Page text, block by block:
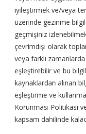
iyileştirmek ve/veya
üzerinde gezinme
geçmişiniz
çevrimdışı olarak
veya farklı
eşleştirebilir ve bu
kaynaklardan alınan
eşleştirme ve
Korunması Politikası
kapsam dahilinde